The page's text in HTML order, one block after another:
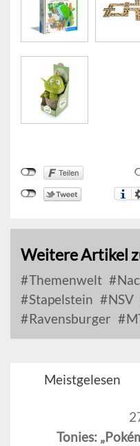
Weitere Artikel
Themenwelt
Stapelstein
NSV
Ravensburger
Meistgelesen
Tonies: